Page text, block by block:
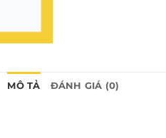
MÔ TẢ ĐÁNH GIÁ (0)